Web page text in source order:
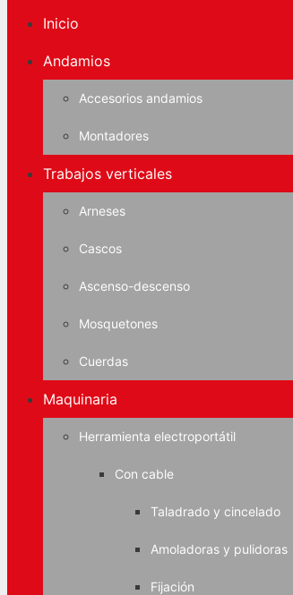
Inicio
Andamios
Accesorios andamios
Montadores
Trabajos verticales
Arneses
Cascos
Ascenso-descenso
Mosquetones
Cuerdas
Maquinaria
Herramienta electroportátil
Con cable
Taladrado y cincelado
Amoladoras y pulidoras
Fijación